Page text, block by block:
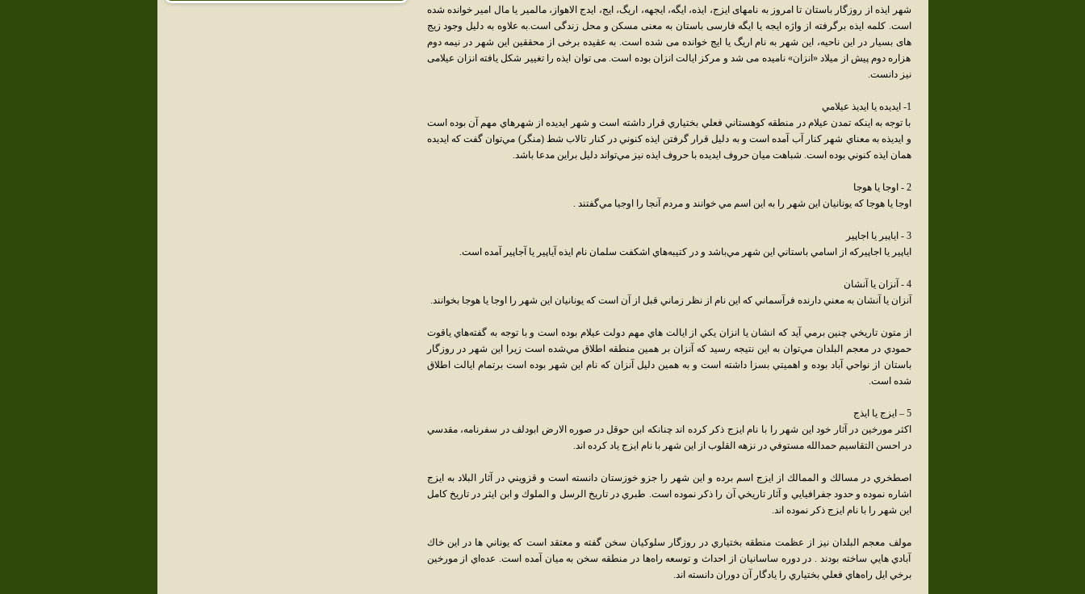
شهر ايذه از روزگار باستان تا امروز به نامهاى ايزج، ايذه، ايگه، ايجهه، اريگ، ايج، ايدج الاهواز، مالمير يا مال امير خوانده شده
است. كلمه ايذه برگرفته از واژه ايجه يا ايگه فارسى باستان به معنى مسكن و محل زندگى است.به علاوه به دليل وجود زيج
هاى بسيار در اين ناحيه، اين شهر به نام اريگ يا ايج خوانده مى شده است. به عقيده برخى از محققين اين شهر در نيمه دوم
هزاره دوم پيش از ميلاد «انزان» ناميده مى شد و مركز ايالت انزان بوده است. مى توان ايذه را تغيير شكل يافته انزان عيلامى
نيز دانست.
1- ايديده يا ايديذ عيلامي
با توجه به اينكه تمدن عيلام در منطقه كوهستاني فعلي بختياري قرار داشته است و شهر ايديده از شهرهاي مهم آن بوده است
و ايديذه به معناي شهر كنار آب آمده است و به دليل قرار گرفتن ايذه كنوني در كنار تالاب شط (منگر) مي‌توان گفت كه ايديده
همان ايذه كنوني بوده است. شباهت ميان حروف ايديده با حروف ايذه نيز مي‌تواند دليل براين مدعا باشد.
2 - اوجا يا هوجا
اوجا يا هوجا كه يونانيان اين شهر را به اين اسم مي خوانند و مردم آنجا را اوجيا مي‌گفتند .
3 - اياپير يا اجاپير
اياپير يا اجاپيركه از اسامي باستاني اين شهر مي‌باشد و در كتيبه‌هاي اشكفت سلمان نام ايذه آياپير يا آجاپير آمده است.
4 - آنزان يا آنشان
آنزان يا آنشان به معني دارنده فرآسماني كه اين نام از نظر زماني قبل از آن است كه يونانيان اين شهر را اوجا يا هوجا بخوانند.
از متون تاريخي چنين برمي آيد كه انشان يا انزان يكي از ايالت هاي مهم دولت عيلام بوده است و با توجه به گفته‌هاي ياقوت
حمودي در معجم البلدان مي‌توان به اين نتيجه رسيد كه آنزان بر همين منطقه اطلاق مي‌شده است زيرا اين شهر در روزگار
باستان از نواحي آباد بوده و اهميتي بسزا داشته است و به همين دليل آنزان كه نام اين شهر بوده است برتمام ايالت اطلاق
شده است.
5 – ايزج يا ايذج
اكثر مورخين در آثار خود اين شهر را با نام ايزج ذكر كرده اند چنانكه ابن حوقل در صوره الارض ابودلف در سفرنامه، مقدسي
در احسن التقاسيم حمدالله مستوفي در نزهه القلوب از اين شهر با نام ايزج ياد كرده اند.
اصطخري در مسالك و الممالك از ايزج اسم برده و اين شهر را جزو خوزستان دانسته است و قزويني در آثار البلاد به ايزج
اشاره نموده و حدود جفرافيايي و آثار تاريخي آن را ذكر نموده است. طبري در تاريخ الرسل و الملوك و ابن ايثر در تاريخ كامل
اين شهر را با نام ايزج ذكر نموده اند.
مولف معجم البلدان نيز از عظمت منطقه بختياري در روزگار سلوكيان سخن گفته و معتقد است كه يوناني ها در اين خاك
آبادي هايي ساخته بودند . در دوره ساسانيان از احداث و توسعه راه‌ها در منطقه سخن به ميان آمده است. عده‌اي از مورخين
برخي ايل راه‌هاي فعلي بختياري را يادگار آن دوران دانسته اند.